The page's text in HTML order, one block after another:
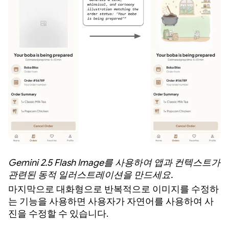
Gemini 2.5 Flash Image를 사용하여 앱과 컨텍스트가
관련된 동적 일러스트레이션을 만드세요.
마지막으로 대화형으로 반복적으로 이미지를 수정하
는 기능을 사용하면 사용자가 자연어를 사용하여 사
진을 수정할 수 있습니다.